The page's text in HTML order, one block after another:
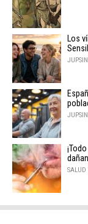
Los
JUPSIN
JUPSIN
SALUD